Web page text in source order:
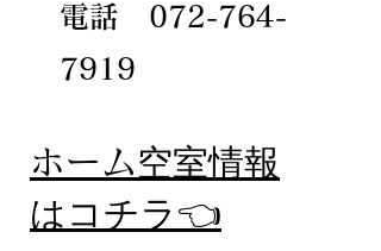
電話 072-764-
7919
​ホーム空室情報
​はコチラ👈